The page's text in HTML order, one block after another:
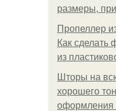
размеры,
Пропеллер
Как сделать
из
Шторы на
хорошего
оформления